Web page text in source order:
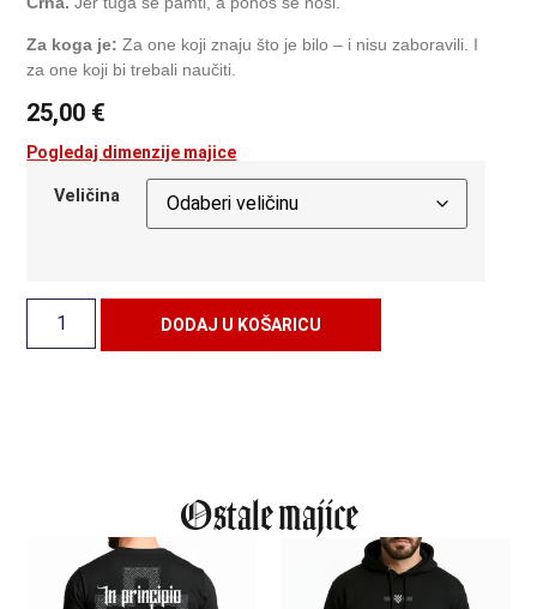
Za koga je: Za one koji znaju što je bilo – i nisu zaboravili. I
za one koji bi trebali naučiti.
25,00 €
Pogledaj dimenzije majice
Veličina
DODAJ U KOŠARICU
Ostale majice